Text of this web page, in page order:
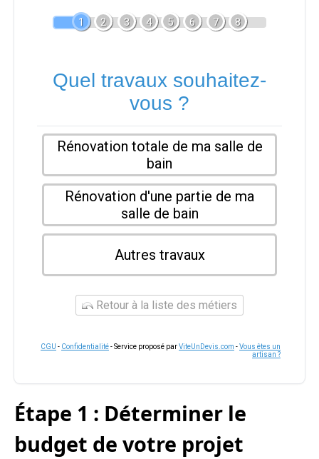
1 2 3 4 5 6 7 8
Quel travaux souhaitez-
vous ?
Rénovation totale de ma salle de
bain
Rénovation d'une partie de ma
salle de bain
Autres travaux
Retour à la liste des métiers
CGU - Confidentialité- Service proposé parViteUnDevis.com -Vous êtes un
artisan ?
Étape 1 : Déterminer le
budget de votre projet